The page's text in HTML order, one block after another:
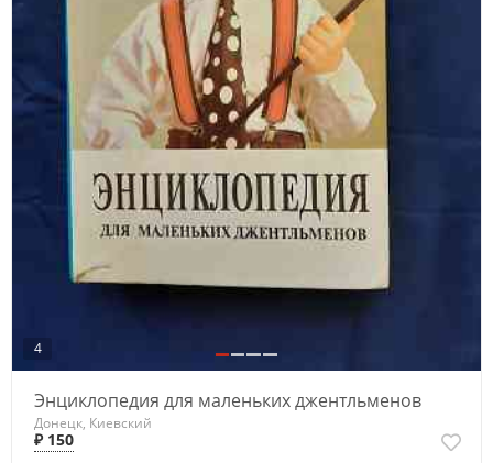
4
Энциклопедия для маленьких джентльменов
Донецк, Киевский
₽ 150